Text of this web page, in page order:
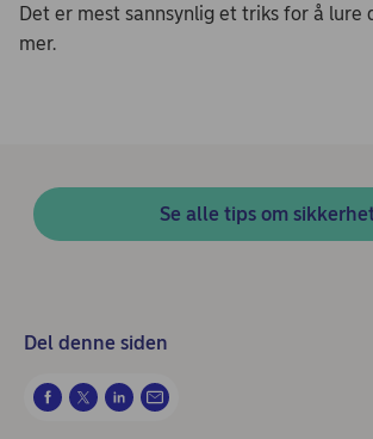
Det er mest sannsynlig et triks for å lure
mer.
Se alle tips om
Del denne siden